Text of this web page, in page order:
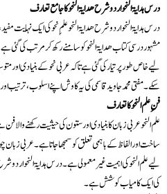
درس ہدایۃ النحو اردو شرح ھدایۃ النحو کا جامع تعارف
درس ہدایۃ النحو اردو شرح ھدایۃ النحو علمِ نحو کی ایک نہایت
مشہور درسی کتاب ھدایۃ النحو کو سامنے رکھ کر مرتب کی
لیے خاص طور پر تیار کی گئی ہے تاکہ عربی نحو کے بنیادی
سکے۔ مفتی محمد جاوید قاسمی کی یہ کاوش اپنے اسلوب، ترتیب
فنِ علم النحو کا تعارف
علم النحو عربی زبان کا بنیادی اور ستون کی حیثیت رکھنے
ساخت اور الفاظ کے باہمی تعلق کو سمجھا جاتا ہے۔ عربی
لیے علم النحو کی اہمیت غیر معمولی ہے۔ درس ہدایۃ النحو اردو
کی ایک کامیاب کوشش ہے۔